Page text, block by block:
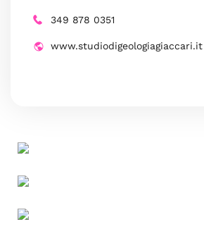
349 878 0351
www.studiodigeologiagiaccari.it